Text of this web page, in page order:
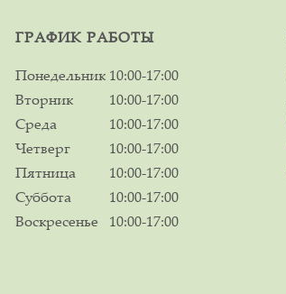
ГРАФИК РАБОТЫ
Понедельник 10:00-17:00
Вторник
10:00-17:00
Среда
10:00-17:00
Четверг
10:00-17:00
Пятница
10:00-17:00
Суббота
10:00-17:00
Воскресенье
10:00-17:00